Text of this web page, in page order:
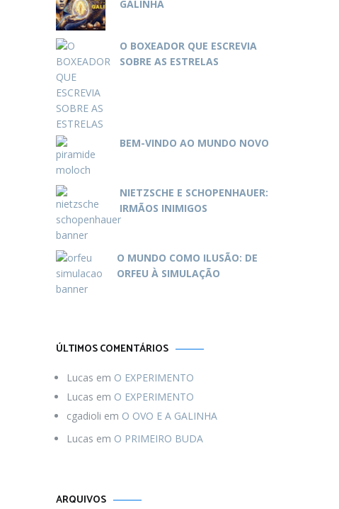
GALINHA
O BOXEADOR QUE ESCREVIA
SOBRE AS ESTRELAS
BEM-VINDO AO MUNDO NOVO
NIETZSCHE E SCHOPENHAUER:
IRMÃOS INIMIGOS
O MUNDO COMO ILUSÃO: DE
ORFEU À SIMULAÇÃO
ÚLTIMOS COMENTÁRIOS
Lucas em O EXPERIMENTO
Lucas em O EXPERIMENTO
cgadioli em O OVO E A GALINHA
Lucas em O PRIMEIRO BUDA
ARQUIVOS Arquivos